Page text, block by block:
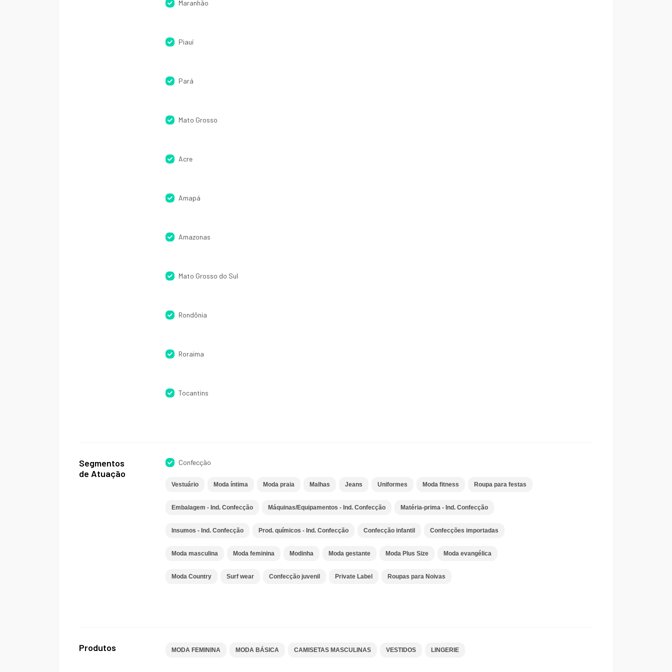
Maranhão
Piauí
Pará
Mato Grosso
Acre
Amapá
Amazonas
Mato Grosso do Sul
Rondônia
Roraima
Tocantins
Segmentos
de Atuação
Confecção
Vestuário Moda íntima Moda praia Malhas Jeans Uniformes Moda fitness Roupa para festas
Embalagem - Ind. Confecção Máquinas/Equipamentos - Ind. Confecção Matéria-prima - Ind. Confecção
Insumos - Ind. Confecção Prod. químicos - Ind. Confecção Confecção infantil Confecções importadas
Moda masculina Moda feminina Modinha Moda gestante Moda Plus Size Moda evangélica
Moda Country Surf wear Confecção juvenil Private Label Roupas para Noivas
Produtos MODA FEMININA MODA BÁSICA CAMISETAS MASCULINAS VESTIDOS LINGERIE